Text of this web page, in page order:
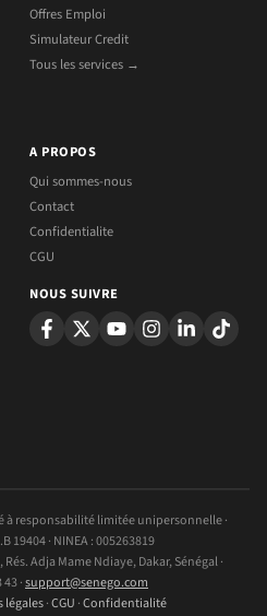
Offres Emploi
Simulateur Credit
Tous les services →
A PROPOS
Qui sommes-nous
Contact
Confidentialite
CGU
NOUS SUIVRE
responsabilité limitée unipersonnelle ·
19404 · NINEA : 005263819
Adja Mame Ndiaye, Dakar, Sénégal ·
·support@senego.com
légales·CGU ·Confidentialité